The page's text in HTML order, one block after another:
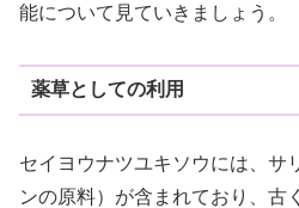
能について見ていきましょう。
薬草としての利用
セイヨウナツユキソウには、サ
ンの原料）が含まれており、古